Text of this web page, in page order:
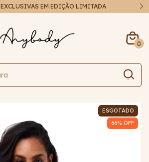
FRETE EXPRESSO EM ATÉ 48H
0
ESGOTADO
66% OFF